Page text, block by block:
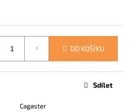
DO KOŠÍKU
Cagaster
Sdílet